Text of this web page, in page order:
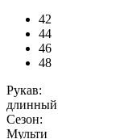
42
44
46
48
Рукав:
длинный
Сезон:
Мульти